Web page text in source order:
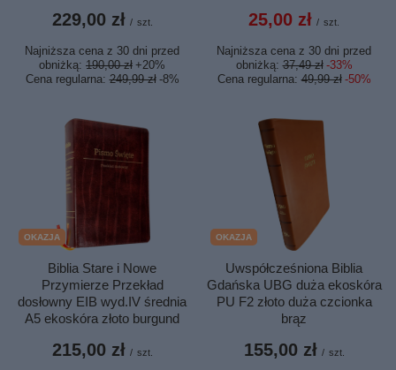
229,00 zł / szt.
Najniższa cena z 30 dni przed
obniżką: 190,00 zł +20%
Cena regularna:249,99 zł -8%
25,00 zł / szt.
Najniższa cena z 30 dni przed
obniżką:37,49 zł -33%
Cena regularna:49,99 zł -50%
OKAZJA
Biblia Stare i Nowe
Przymierze Przekład
dosłowny EIB wyd.IV średnia
A5 ekoskóra złoto burgund
215,00 zł / szt.
OKAZJA
Uwspółcześniona Biblia
Gdańska UBG duża ekoskóra
PU F2 złoto duża czcionka
brąz
155,00 zł / szt.